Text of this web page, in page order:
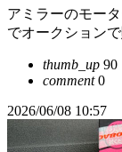
アミラーのモー
でオークション
thumb_up 90
comment0
2026/06/08 10:57